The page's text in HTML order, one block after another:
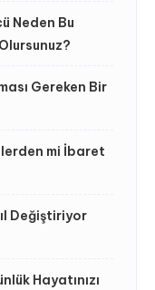
Neden Bu
Gereken Bir
mi İbaret
Değiştiriyor
Hayatınızı